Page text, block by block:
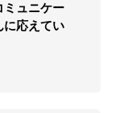
ミュニケー
に応えてい